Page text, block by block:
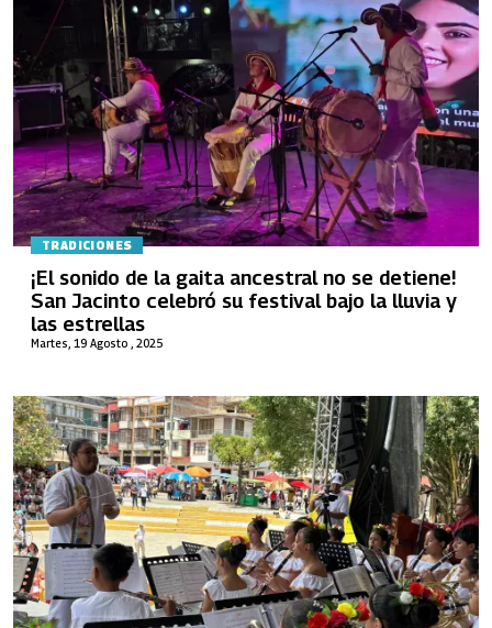
TRADICIONES
Martes, 19 Agosto , 2025
¡El sonido de la gaita ancestral no se detiene!
San Jacinto celebró su festival bajo la lluvia y
las estrellas